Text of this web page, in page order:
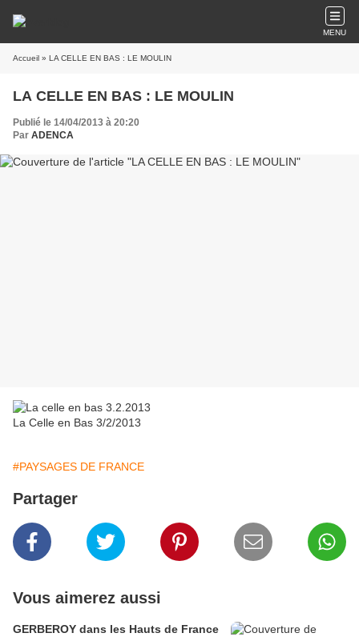
MENU
Accueil » LA CELLE EN BAS : LE MOULIN
LA CELLE EN BAS : LE MOULIN
Publié le 14/04/2013 à 20:20
Par ADENCA
La Celle en Bas 3/2/2013
#PAYSAGES DE FRANCE
Partager
Vous aimerez aussi
GERBEROY dans les Hauts de France